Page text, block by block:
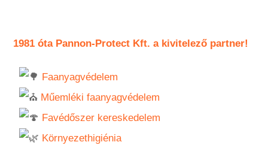
1981 óta Pannon-Protect Kft. a kivitelező partner!
Faanyagvédelem
Műemléki faanyagvédelem
Favédőszer kereskedelem
Környezethigiénia